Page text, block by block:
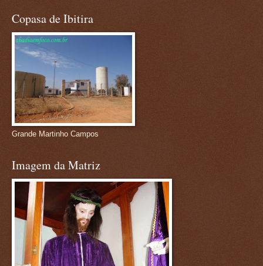
Copasa de Ibitira
Grande Martinho Campos
Imagem da Matriz